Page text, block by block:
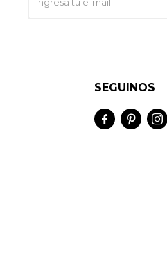
SEGUINOS
  